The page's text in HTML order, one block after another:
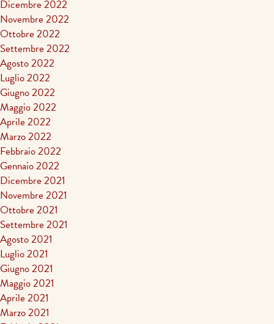
Dicembre 2022
Novembre 2022
Ottobre 2022
Settembre 2022
Agosto 2022
Luglio 2022
Giugno 2022
Maggio 2022
Aprile 2022
Marzo 2022
Febbraio 2022
Gennaio 2022
Dicembre 2021
Novembre 2021
Ottobre 2021
Settembre 2021
Agosto 2021
Luglio 2021
Giugno 2021
Maggio 2021
Aprile 2021
Marzo 2021